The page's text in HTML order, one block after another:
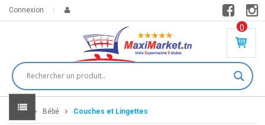
Connexion
0
PR
DU
IT(
S)
Home Bébé Couches et Lingettes